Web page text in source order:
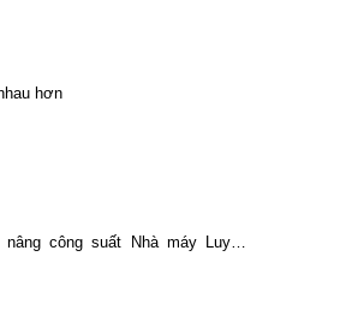
hơn
công suất Nhà máy Luyện
trên 70% khối lượng các hạng